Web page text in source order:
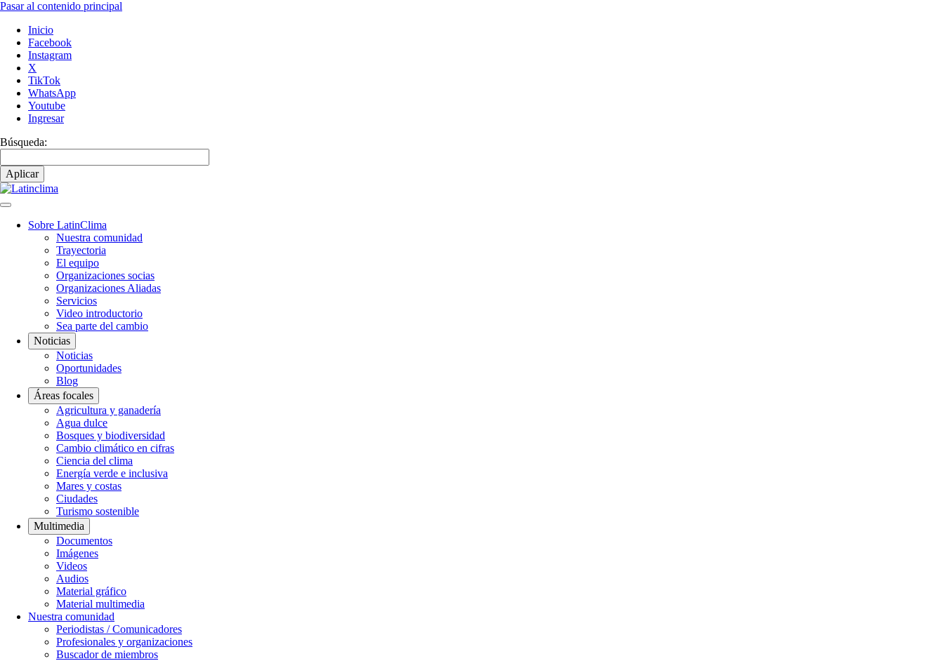
Pasar al contenido principal
Inicio
Facebook
Instagram
X
TikTok
WhatsApp
Youtube
Ingresar
Búsqueda:
Navegación
Sobre LatinClima
Nuestra comunidad
Trayectoria
El equipo
Organizaciones socias
Organizaciones Aliadas
Servicios
Video introductorio
Sea parte del cambio
Noticias
Noticias
Oportunidades
Blog
Áreas focales
Agricultura y ganadería
Agua dulce
Bosques y biodiversidad
Cambio climático en cifras
Ciencia del clima
Energía verde e inclusiva
Mares y costas
Ciudades
Turismo sostenible
Multimedia
Documentos
Imágenes
Videos
Audios
Material gráfico
Material multimedia
Nuestra comunidad
Periodistas / Comunicadores
Profesionales y organizaciones
Buscador de miembros